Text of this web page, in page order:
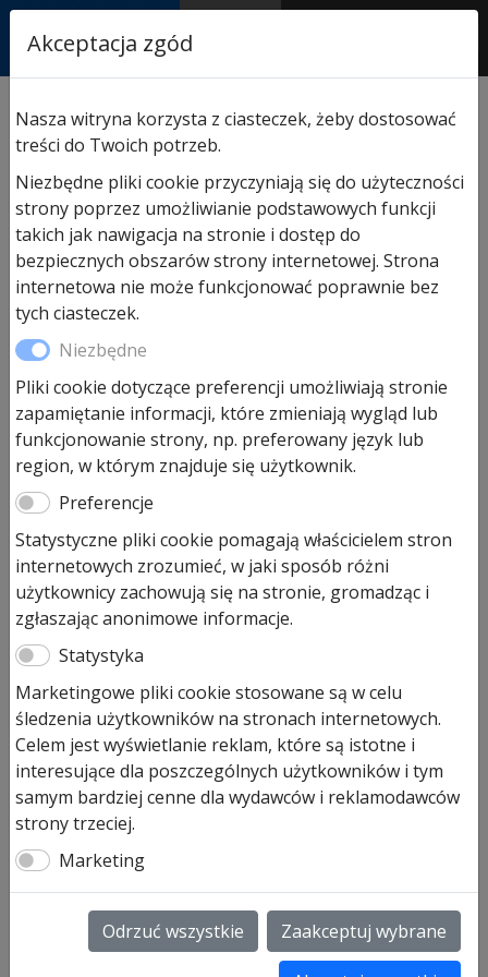
AUTORYZOWANY
PARTNER & SERWIS
Hormann/ Hormann UAP1 HCP adapter uniwersalny
do napędów SupraMatic
Promocja!
Hormann UAP1 HCP adapter
uniwersalny do napędów
SupraMatic
496,00złPierwotna
cena
wynosiła:
496,00 zł.
449,00złAktualna
449,00 zł.
Prezentowana cena jest ceną najniższą w ostatnich 30
dniach.
Pozostało tylko: 1 (może być zamówiony)
ilość
Hormann
UAP1
HCP
adapter
uniwersalny
napędów
Dodaj do koszyka
Hormann UAP1 HCP uniwersalna
płytka adaptacyjna m.in. do
systemów inteligentnego domu
Hormann UAP1 adapter uniwersalny do napędów serii
Akceptacja zgód
Nasza witryna korzysta z ciasteczek, żeby dostosować
treści do Twoich potrzeb.
Niezbędne pliki cookie przyczyniają się do użyteczności
strony poprzez umożliwianie podstawowych funkcji
takich jak nawigacja na stronie i dostęp do
bezpiecznych obszarów strony internetowej. Strona
internetowa nie może funkcjonować poprawnie bez
tych ciasteczek.
Niezbędne
Pliki cookie dotyczące preferencji umożliwiają stronie
zapamiętanie informacji, które zmieniają wygląd lub
funkcjonowanie strony, np. preferowany język lub
region, w którym znajduje się użytkownik.
Preferencje
Statystyczne pliki cookie pomagają właścicielem stron
internetowych zrozumieć, w jaki sposób różni
użytkownicy zachowują się na stronie, gromadząc i
zgłaszając anonimowe informacje.
Statystyka
Marketingowe pliki cookie stosowane są w celu
śledzenia użytkowników na stronach internetowych.
Celem jest wyświetlanie reklam, które są istotne i
interesujące dla poszczególnych użytkowników i tym
samym bardziej cenne dla wydawców i reklamodawców
strony trzeciej.
Marketing
Odrzuć wszystkie Zaakceptuj wybrane